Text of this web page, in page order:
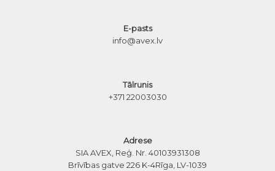
E-pasts
info@avex.lv
Tālrunis
+371 22003030
Adrese
SIA AVEX, Reģ. Nr. 40103931308
Brīvības gatve 226 K-4Rīga, LV-1039